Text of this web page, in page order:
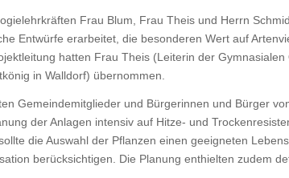
Frau Blum, Frau Theis und Herrn
Entwürfe erarbeitet, die besonderen Wert auf
hatten Frau Theis (Leiterin der
in Walldorf) übernommen.
Gemeindemitglieder und Bürgerinnen und Bürger
der Anlagen intensiv auf Hitze- und
die Auswahl der Pflanzen einen geeigneten
berücksichtigen. Die Planung enthielten zudem